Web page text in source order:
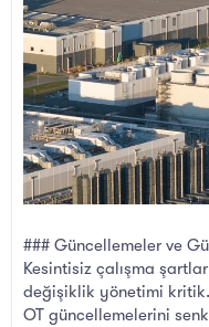
### Güncellemeler ve
Kesintisiz çalışma
değişiklik yönetimi kritik.
OT güncellemelerini